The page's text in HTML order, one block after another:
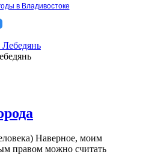
в Владивостоке
Наверное, моим
правом можно считать